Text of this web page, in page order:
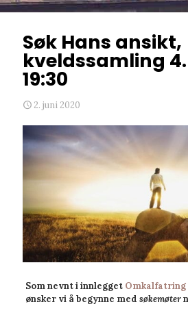
Søk Hans ansikt,
kveldssamling
19:30
2. juni 2020
Som nevnt i innlegget Omkalfatring
ønsker vi å begynne med søkemøter